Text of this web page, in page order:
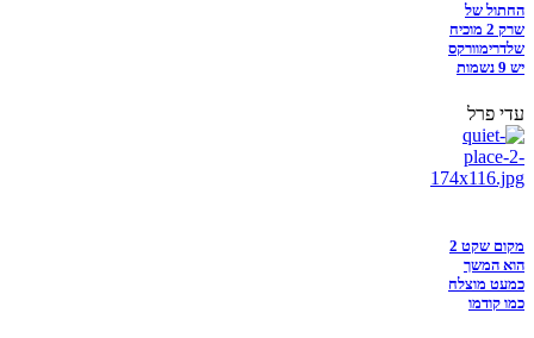
החתול של
שרק 2 מוכיח
שלדרימוורקס
יש 9 נשמות
עדי פרל
מקום שקט 2
הוא המשך
כמעט מוצלח
כמו קודמו